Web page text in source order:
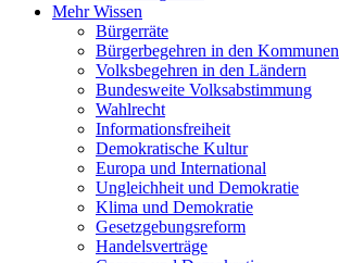
Mehr Wissen
Bürgerräte
Bürgerbegehren in den Kommunen
Volksbegehren in den Ländern
Bundesweite Volksabstimmung
Wahlrecht
Informationsfreiheit
Demokratische Kultur
Europa und International
Ungleichheit und Demokratie
Klima und Demokratie
Gesetzgebungsreform
Handelsverträge